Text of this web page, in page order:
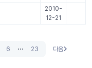
2010-
12-21
6 ... 23 다음
다음